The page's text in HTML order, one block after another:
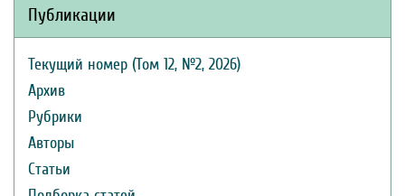
Публикации
Текущий номер (Том 12, №2, 2026)
Архив
Рубрики
Авторы
Статьи